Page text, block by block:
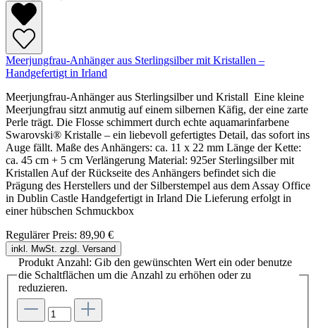
Meerjungfrau-Anhänger aus Sterlingsilber mit Kristallen –
Handgefertigt in Irland
Meerjungfrau-Anhänger aus Sterlingsilber und Kristall Eine kleine
Meerjungfrau sitzt anmutig auf einem silbernen Käfig, der eine zarte
Perle trägt. Die Flosse schimmert durch echte aquamarinfarbene
Swarovski® Kristalle – ein liebevoll gefertigtes Detail, das sofort ins
Auge fällt. Maße des Anhängers: ca. 11 x 22 mm Länge der Kette:
ca. 45 cm + 5 cm Verlängerung Material: 925er Sterlingsilber mit
Kristallen Auf der Rückseite des Anhängers befindet sich die
Prägung des Herstellers und der Silberstempel aus dem Assay Office
in Dublin Castle Handgefertigt in Irland Die Lieferung erfolgt in
einer hübschen Schmuckbox
Regulärer Preis: 89,90 €
inkl. MwSt. zzgl. Versand
Produkt Anzahl: Gib den gewünschten Wert ein oder benutze
die Schaltflächen um die Anzahl zu erhöhen oder zu
reduzieren.